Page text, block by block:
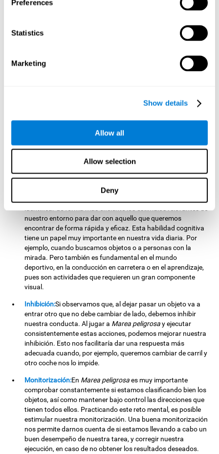
Preferences
Statistics
Marketing
Show details
Allow all
Allow selection
Deny
etc...
Para avanzar en este juego mental
debemos interpretar adecuadamente la posición, forma,
información. Al practicar este ejercicio estamos activando y
estimulando nuestra capacidad de percepción espacial.
nuestro entorno y adelantarnos a los cambios que puedan
habilidad, por ejemplo, al caminar, cuando nos vestimos,
dibujamos, conducimos, practicamos deportes, etc...
Escaneo visual:Para avanzar en este juego mental
tendremos que localizar rápidamente qué elementos se
elementos se están aproximando al centro. Al practicar este
ejercicio mental estamos activando y estimulando nuestro
identificar de forma más eficiente los estímulos relevantes de
nuestro entorno para dar con aquello que queremos
encontrar de forma rápida y eficaz. Esta habilidad cognitiva
tiene un papel muy importante en nuestra vida diaria. Por
ejemplo, cuando buscamos objetos o a personas con la
mirada. Pero también es fundamental en el mundo
deportivo, en la conducción en carretera o en el aprendizaje,
pues son actividades que requieren un gran componente
visual.
Inhibición:Si observamos que, al dejar pasar un objeto va a
entrar otro que no debe cambiar de lado, debemos inhibir
nuestra conducta. Al jugar a Marea peligrosay ejecutar
consistentemente estas acciones, podemos mejorar nuestra
inhibición. Esto nos facilitaría dar una respuesta más
adecuada cuando, por ejemplo, queremos cambiar de carril y
otro coche nos lo impide.
Monitorización:En Marea peligrosaes muy importante
comprobar constantemente si estamos clasificando bien los
objetos, así como mantener bajo control las direcciones que
tienen todos ellos. Practicando este reto mental, es posible
estimular nuestra monitorización. Una buena monitorización
nos permite darnos cuenta de si estamos llevando a cabo un
buen desempeño de nuestra tarea, y corregir nuestra
ejecución, en caso de no obtener los resultados deseados.